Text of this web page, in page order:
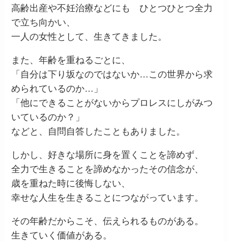
高齢出産や不妊治療などにも ひとつひとつ全力
で立ち向かい、
一人の女性として、生きてきました。
また、年齢を重ねるごとに、
「自分は下り坂なのではないか…この世界から求
められているのか…」
「他にできることがないからプロレスにしがみつ
いているのか？」
などと、自問自答したこともありました。
しかし、好きな場所に身を置くことを諦めず、
全力で生きることを諦めなかったその信念が、
歳を重ねた時に後悔しない、
幸せな人生を生きることにつながっています。
その年齢だからこそ、伝えられるものがある。
生きていく価値がある。